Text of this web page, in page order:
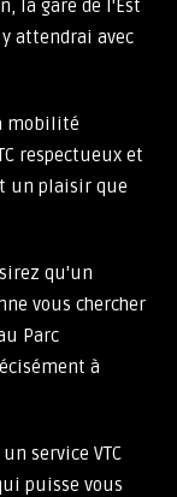
la gare de l'Est
attendrai avec
mobilité
respectueux et
un plaisir que
qu'un
vous chercher
Parc
à
service VTC
puisse vous